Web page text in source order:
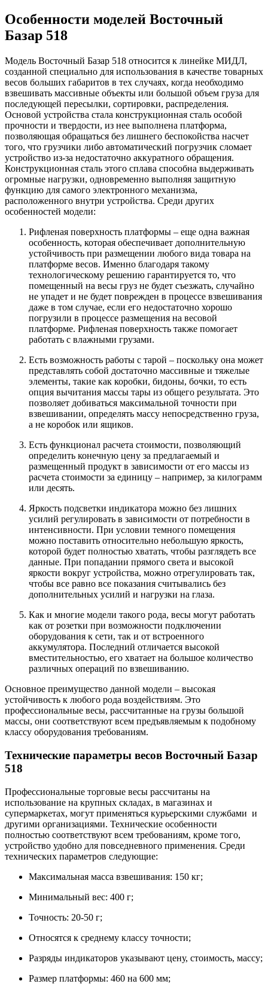
Особенности моделей Восточный
Базар 518
Модель Восточный Базар 518 относится к линейке МИДЛ,
созданной специально для использования в качестве товарных
весов больших габаритов в тех случаях, когда необходимо
взвешивать массивные объекты или большой объем груза для
последующей пересылки, сортировки, распределения.
Основой устройства стала конструкционная сталь особой
прочности и твердости, из нее выполнена платформа,
позволяющая обращаться без лишнего беспокойства насчет
того, что грузчики либо автоматический погрузчик сломает
устройство из-за недостаточно аккуратного обращения.
Конструкционная сталь этого сплава способна выдерживать
огромные нагрузки, одновременно выполняя защитную
функцию для самого электронного механизма,
расположенного внутри устройства. Среди других
особенностей модели:
Рифленая поверхность платформы – еще одна важная
особенность, которая обеспечивает дополнительную
устойчивость при размещении любого вида товара на
платформе весов. Именно благодаря такому
технологическому решению гарантируется то, что
помещенный на весы груз не будет съезжать, случайно
не упадет и не будет поврежден в процессе взвешивания
даже в том случае, если его недостаточно хорошо
погрузили в процессе размещения на весовой
платформе. Рифленая поверхность также помогает
работать с влажными грузами.
Есть возможность работы с тарой – поскольку она может
представлять собой достаточно массивные и тяжелые
элементы, такие как коробки, бидоны, бочки, то есть
опция вычитания массы тары из общего результата. Это
позволяет добиваться максимальной точности при
взвешивании, определять массу непосредственно груза,
а не коробок или ящиков.
Есть функционал расчета стоимости, позволяющий
определить конечную цену за предлагаемый и
размещенный продукт в зависимости от его массы из
расчета стоимости за единицу – например, за килограмм
или десять.
Яркость подсветки индикатора можно без лишних
усилий регулировать в зависимости от потребности в
интенсивности. При условии темного помещения
можно поставить относительно небольшую яркость,
которой будет полностью хватать, чтобы разглядеть все
данные. При попадании прямого света и высокой
яркости вокруг устройства, можно отрегулировать так,
чтобы все равно все показания считывались без
дополнительных усилий и нагрузки на глаза.
Как и многие модели такого рода, весы могут работать
как от розетки при возможности подключении
оборудования к сети, так и от встроенного
аккумулятора. Последний отличается высокой
вместительностью, его хватает на большое количество
различных операций по взвешиванию.
Основное преимущество данной модели – высокая
устойчивость к любого рода воздействиям. Это
профессиональные весы, рассчитанные на грузы большой
массы, они соответствуют всем предъявляемым к подобному
классу оборудования требованиям.
Технические параметры весов Восточный Базар
518
Профессиональные торговые весы рассчитаны на
использование на крупных складах, в магазинах и
супермаркетах, могут применяться курьерскими службами и
другими организациями. Технические особенности
полностью соответствуют всем требованиям, кроме того,
устройство удобно для повседневного применения. Среди
технических параметров следующие:
Максимальная масса взвешивания: 150 кг;
Минимальный вес: 400 г;
Точность: 20-50 г;
Относятся к среднему классу точности;
Разряды индикаторов указывают цену, стоимость, массу;
Размер платформы: 460 на 600 мм;